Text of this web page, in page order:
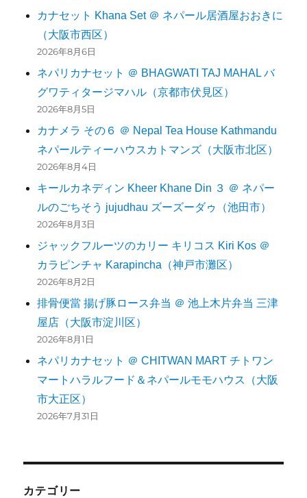
カナセット Khana Set ＠ ネパール居酒屋おおきに
（大阪市西区）
2026年8月6日
ネパリカナセット ＠ BHAGWATI TAJ MAHAL バ
グワティタージマハル（京都市伏見区）
2026年8月5日
カナメラ その６ ＠ Nepal Tea House Kathmandu
ネパールティーハウスカトマンズ（大阪市北区）
2026年8月4日
キールカネディン Kheer Khane Din ３ ＠ ネパー
ルのごちそう jujudhau ズーズーダゥ（池田市）
2026年8月3日
ジャックフルーツのカリー キリコス Kiri Kos ＠
カラピンチャ Karapincha（神戸市灘区）
2026年8月2日
排骨便當 揚げ豚ロース弁当 ＠ 池上木片弁当 三津
屋店（大阪市淀川区）
2026年8月1日
ネパリカナセット ＠ CHITWAN MART チトワン
マートハラルフード＆ネパールモモハウス（大阪
市大正区）
2026年7月31日
カテゴリー